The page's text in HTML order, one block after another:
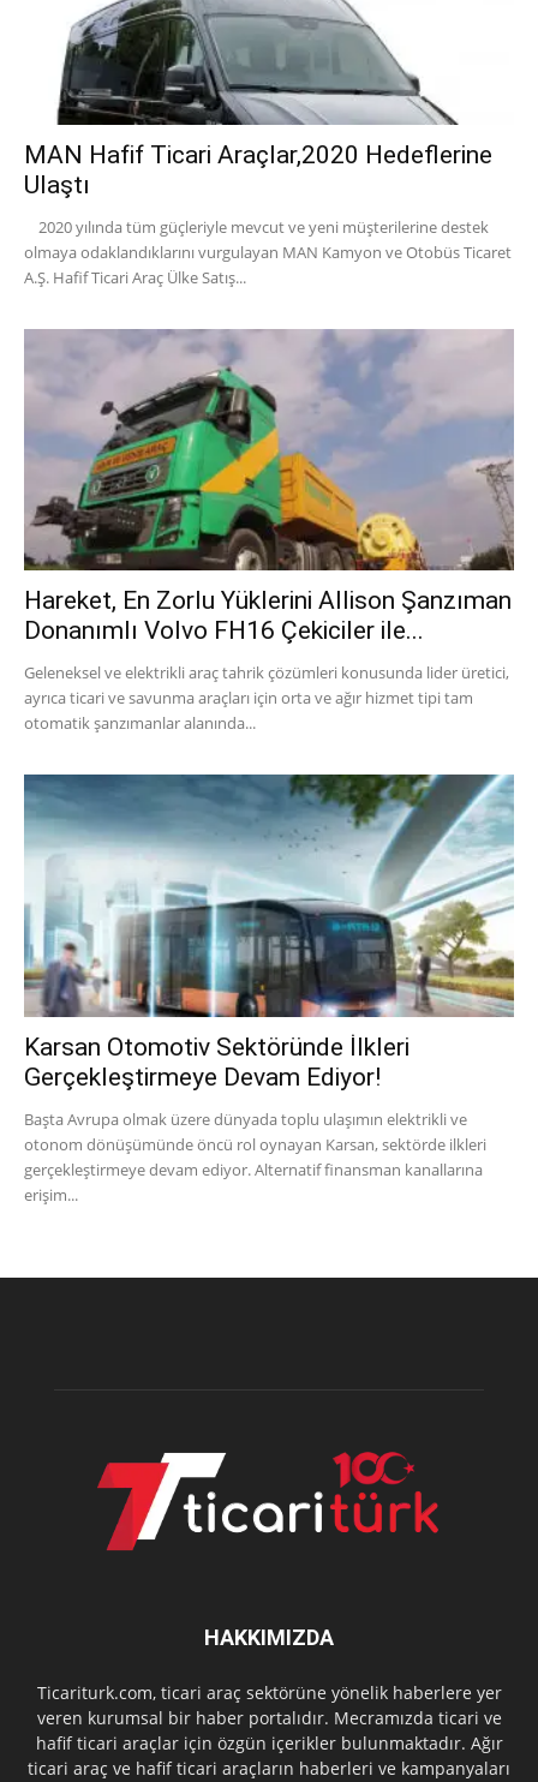
MAN Hafif Ticari Araçlar,2020 Hedeflerine
Ulaştı
2020 yılında tüm güçleriyle mevcut ve yeni müşterilerine destek
olmaya odaklandıklarını vurgulayan MAN Kamyon ve Otobüs Ticaret
A.Ş. Hafif Ticari Araç Ülke Satış...
Hareket, En Zorlu Yüklerini Allison Şanzıman
Donanımlı Volvo FH16 Çekiciler ile...
Geleneksel ve elektrikli araç tahrik çözümleri konusunda lider üretici,
ayrıca ticari ve savunma araçları için orta ve ağır hizmet tipi tam
otomatik şanzımanlar alanında...
Karsan Otomotiv Sektöründe İlkleri
Gerçekleştirmeye Devam Ediyor!
Başta Avrupa olmak üzere dünyada toplu ulaşımın elektrikli ve
otonom dönüşümünde öncü rol oynayan Karsan, sektörde ilkleri
gerçekleştirmeye devam ediyor. Alternatif finansman kanallarına
erişim...
HAKKIMIZDA
Ticariturk.com, ticari araç sektörüne yönelik haberlere yer
veren kurumsal bir haber portalıdır. Mecramızda ticari ve
hafif ticari araçlar için özgün içerikler bulunmaktadır. Ağır
ticari araç ve hafif ticari araçların haberleri ve kampanyaları